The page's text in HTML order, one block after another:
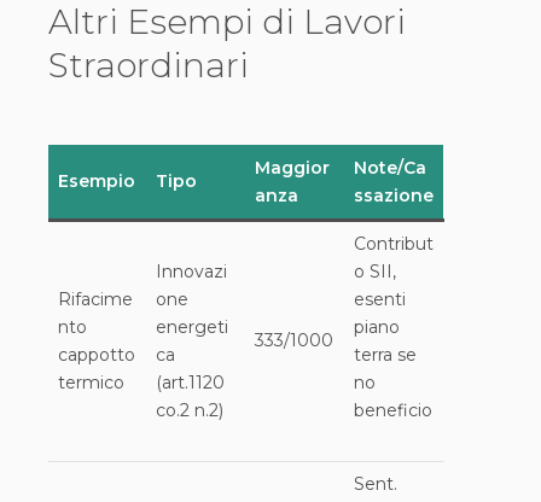
Altri Esempi di Lavori
Straordinari
Esempio Tipo
Maggior
anza
Note/Ca
ssazione
Rifacime
nto
cappotto
termico
Innovazi
one
energeti
ca
(art.1120
co.2 n.2)
333/1000
Contribut
o SII,
esenti
piano
terra se
no
beneficio
Sent.